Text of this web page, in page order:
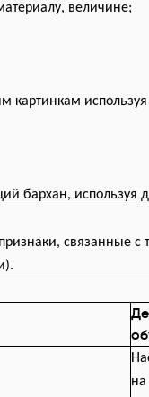
величине;
картинкам
бархан,
связанные
на